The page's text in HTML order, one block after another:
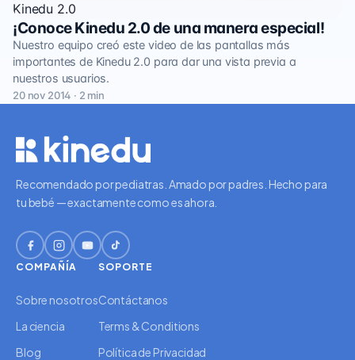
Kinedu 2.0
¡Conoce Kinedu 2.0 de una manera especial!
Nuestro equipo creó este video de las pantallas más
importantes de Kinedu 2.0 para dar una vista previa a
nuestros usuarios.
20 nov 2014 · 2 min
Recomendado por pediatras. Amado por padres. Hecho para
tu bebé — exactamente como es ahora.
COMPAÑÍA
Sobre nosotros
La ciencia
Blog
SOPORTE
Contáctanos
Terms & Conditions
Política de Privacidad